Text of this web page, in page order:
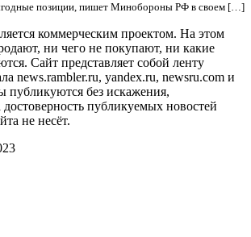
позиции, пишет Минобороны РФ в своем […]
коммерческим проектом. На этом
ни чего не покупают, ни какие
Сайт представляет собой ленту
news.rambler.ru, yandex.ru, newsru.com и
публикуются без искажения,
достоверность публикуемых новостей
не несёт.